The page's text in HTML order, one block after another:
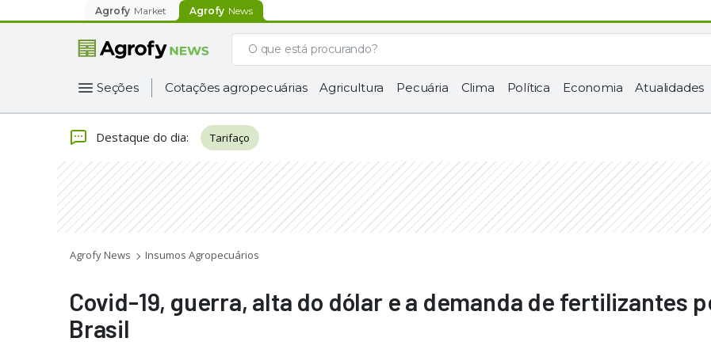
Agrofy Market Agrofy News
Seções Cotações agropecuárias Agricultura Pecuária Clima Política Economia Atualidades
Destaque do dia: Tarifaço
Agrofy News Insumos Agropecuários
Covid-19, guerra, alta do dólar e a demanda de fertilizantes
Brasil